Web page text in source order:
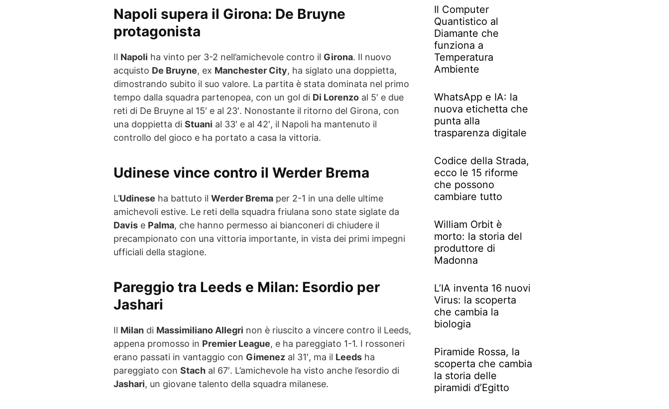
Napoli supera il Girona: De Bruyne
protagonista
Il Napoli ha vinto per 3-2 nell’amichevole contro il Girona. Il nuovo
acquisto De Bruyne, ex Manchester City, ha siglato una doppietta,
dimostrando subito il suo valore. La partita è stata dominata nel primo
tempo dalla squadra partenopea, con un gol di Di Lorenzo al 5′ e due
reti di De Bruyne al 15′ e al 23′. Nonostante il ritorno del Girona, con
una doppietta di Stuani al 33′ e al 42′, il Napoli ha mantenuto il
controllo del gioco e ha portato a casa la vittoria.
Udinese vince contro il Werder Brema
L’Udinese ha battuto il Werder Brema per 2-1 in una delle ultime
amichevoli estive. Le reti della squadra friulana sono state siglate da
Davis e Palma, che hanno permesso ai bianconeri di chiudere il
precampionato con una vittoria importante, in vista dei primi impegni
ufficiali della stagione.
Pareggio tra Leeds e Milan: Esordio per
Jashari
Il Milan di Massimiliano Allegri non è riuscito a vincere contro il Leeds,
appena promosso in Premier League, e ha pareggiato 1-1. I rossoneri
erano passati in vantaggio con Gimenez al 31′, ma il Leeds ha
pareggiato con Stach al 67′. L’amichevole ha visto anche l’esordio di
Jashari, un giovane talento della squadra milanese.
Il Computer
Quantistico al
Diamante che
funziona a
Temperatura
Ambiente
WhatsApp e IA: la
nuova etichetta che
punta alla
trasparenza digitale
Codice della Strada,
ecco le 15 riforme
che possono
cambiare tutto
William Orbit è
morto: la storia del
produttore di
Madonna
L’IA inventa 16 nuovi
Virus: la scoperta
che cambia la
biologia
Piramide Rossa, la
scoperta che cambia
la storia delle
piramidi d’Egitto